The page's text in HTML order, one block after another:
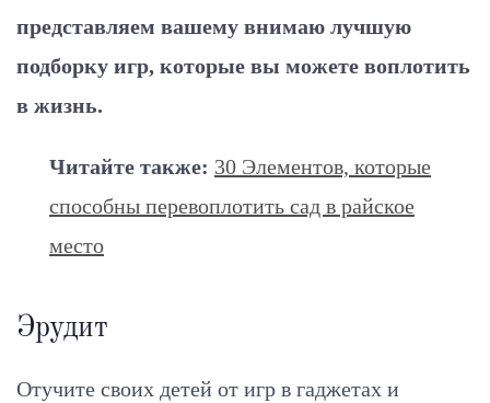
представляем вашему внимаю лучшую
подборку игр, которые вы можете воплотить
в жизнь.
Читайте также: 30 Элементов, которые
способны перевоплотить сад в райское
место
Эрудит
Отучите своих детей от игр в гаджетах и